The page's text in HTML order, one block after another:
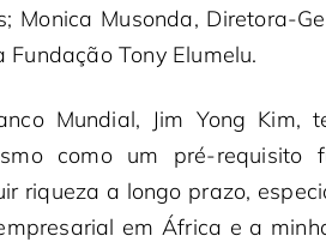
Monica Musonda, Diretora-
Tony Elumelu.
Mundial, Jim Yong Kim,
como um pré-requisito
riqueza a longo prazo,
em África e a